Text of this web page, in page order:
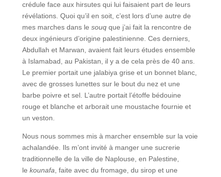
crédule face aux hirsutes qui lui faisaient part de leurs
révélations. Quoi qu’il en soit, c’est lors d’une autre de
mes marches dans le souqque j’ai fait la rencontre de
deux ingénieurs d’origine palestinienne. Ces derniers,
Abdullah et Marwan, avaient fait leurs études ensemble
à Islamabad, au Pakistan, il y a de cela près de 40 ans.
Le premier portait une jalabiya grise et un bonnet blanc,
avec de grosses lunettes sur le bout du nez et une
barbe poivre et sel. L’autre portait l’étoffe bédouine
rouge et blanche et arborait une moustache fournie et
un veston.
Nous nous sommes mis à marcher ensemble sur la voie
achalandée. Ils m’ont invité à manger une sucrerie
traditionnelle de la ville de Naplouse, en Palestine,
le kounafa , faite avec du fromage, du sirop et une